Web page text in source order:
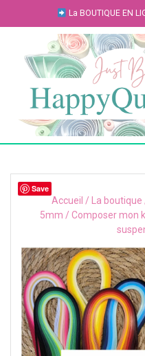
La BOUTIQUE EN
Accueil / La boutique
5mm / Composer mon
Save